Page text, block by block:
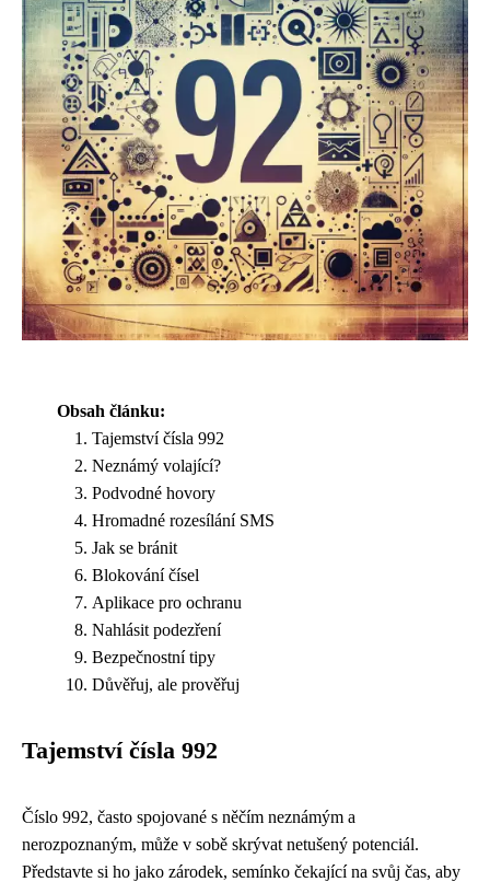
Obsah článku:
Tajemství čísla 992
Neznámý volající?
Podvodné hovory
Hromadné rozesílání SMS
Jak se bránit
Blokování čísel
Aplikace pro ochranu
Nahlásit podezření
Bezpečnostní tipy
Důvěřuj, ale prověřuj
Tajemství čísla 992
Číslo 992, často spojované s něčím neznámým a
nerozpoznaným, může v sobě skrývat netušený potenciál.
Představte si ho jako zárodek, semínko čekající na svůj čas, aby